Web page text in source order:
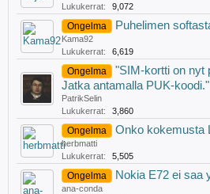
Lukukerrat:
9,072
Ongelma Puhelimen
Kama92
Lukukerrat:
6,619
Ongelma
"SIM-kortti on nyt
Jatka antamalla PUK-koodi."
PatrikSelin
Lukukerrat:
3,860
Ongelma Onko kokemusta
herbmatti
Lukukerrat:
5,505
Ongelma Nokia E72 ei saa
ana-conda